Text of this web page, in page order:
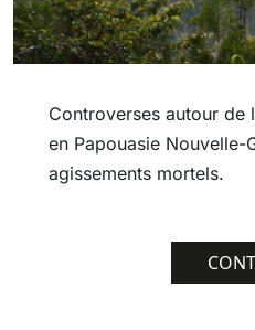
Controverses autour de
en Papouasie Nouvelle-
agissements mortels.